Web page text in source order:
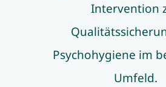
Intervention
Psychohygiene im
Umfeld.